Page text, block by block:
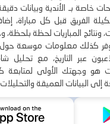
خاصة بـ الأندية وبيانات
الفريق قبل كل مباراة،
ونتائج المباريات لحظة بلحظة،
كذلك معلومات موسعة حول
عبر التاريخ، مع تحليل
هو وجهتك الأولى لمتابعة
إلى البيانات العميقة